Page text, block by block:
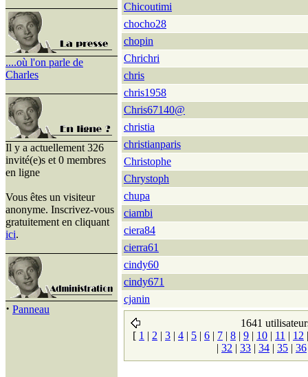
....où l'on parle de
Charles
Il y a actuellement 326
invité(e)s et 0 membres
en ligne
Vous êtes un visiteur
anonyme. Inscrivez-vous
gratuitement en cliquant
ici.
· Panneau
Chicoutimi
chocho28
chopin
Chrichri
chris
chris1958
Chris67140@
christia
christianparis
Christophe
Chrystoph
chupa
ciambi
ciera84
cierra61
cindy60
cindy671
cjanin
1641
[ 1 | 2 | 3 | 4 | 5 | 6 | 7 | 8 | 9 | 10 | 11 | 12
| 32 | 33 | 34 | 35 | 36